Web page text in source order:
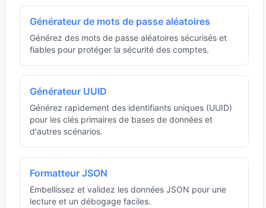
Générateur de mots de passe aléatoires
Générez des mots de passe aléatoires sécurisés et
fiables pour protéger la sécurité des comptes.
Générateur UUID
Générez rapidement des identifiants uniques (UUID)
pour les clés primaires de bases de données et
d'autres scénarios.
Formatteur JSON
Embellissez et validez les données JSON pour une
lecture et un débogage faciles.